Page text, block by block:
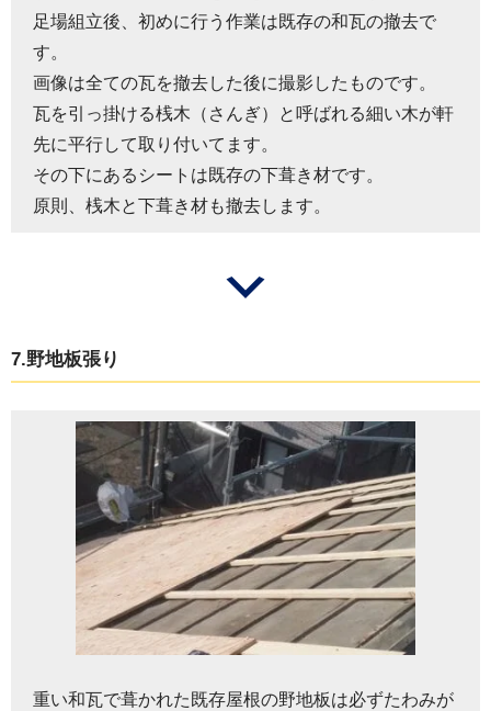
足場組立後、初めに行う作業は既存の和瓦の撤去で
す。
画像は全ての瓦を撤去した後に撮影したものです。
瓦を引っ掛ける桟木（さんぎ）と呼ばれる細い木が軒
先に平行して取り付いてます。
その下にあるシートは既存の下葺き材です。
原則、桟木と下葺き材も撤去します。
7.野地板張り
重い和瓦で葺かれた既存屋根の野地板は必ずたわみが